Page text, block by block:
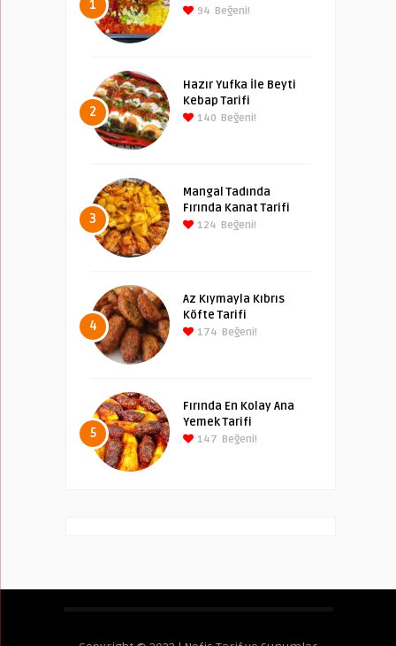
1 94 Beğeni!
2
Hazır Yufka İle Beyti
Kebap Tarifi
140 Beğeni!
3
Mangal Tadında
Fırında Kanat Tarifi
124 Beğeni!
4
Az Kıymayla Kıbrıs
Köfte Tarifi
174 Beğeni!
5
Fırında En Kolay Ana
Yemek Tarifi
147 Beğeni!